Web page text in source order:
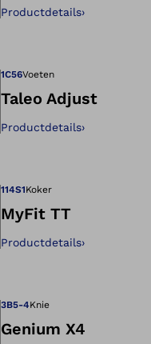
Productdetails›
1C56Voeten
Taleo Adjust
Productdetails›
114S1Koker
MyFit TT
Productdetails›
3B5-4Knie
Genium X4